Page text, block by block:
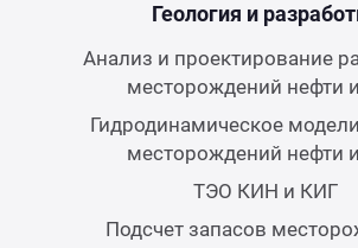
Геология и
Анализ и проектирование
месторождений нефти
Гидродинамическое
месторождений нефти
ТЭО КИН и КИГ
Подсчет запасов